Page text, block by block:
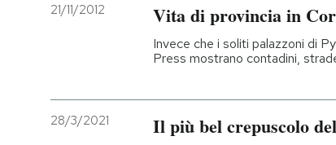
21/11/2012 Vita di provincia in
Invece che i soliti palazzoni di
Press mostrano contadini,
28/3/2021 Il più bel crepuscolo